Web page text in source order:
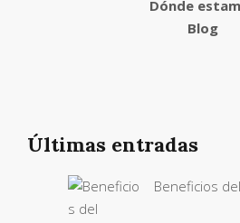
Dónde
Blog
Últimas entradas
Beneficios